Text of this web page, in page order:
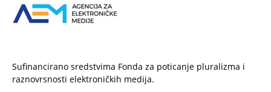
Sufinancirano sredstvima Fonda za poticanje pluralizma i
raznovrsnosti elektroničkih medija.